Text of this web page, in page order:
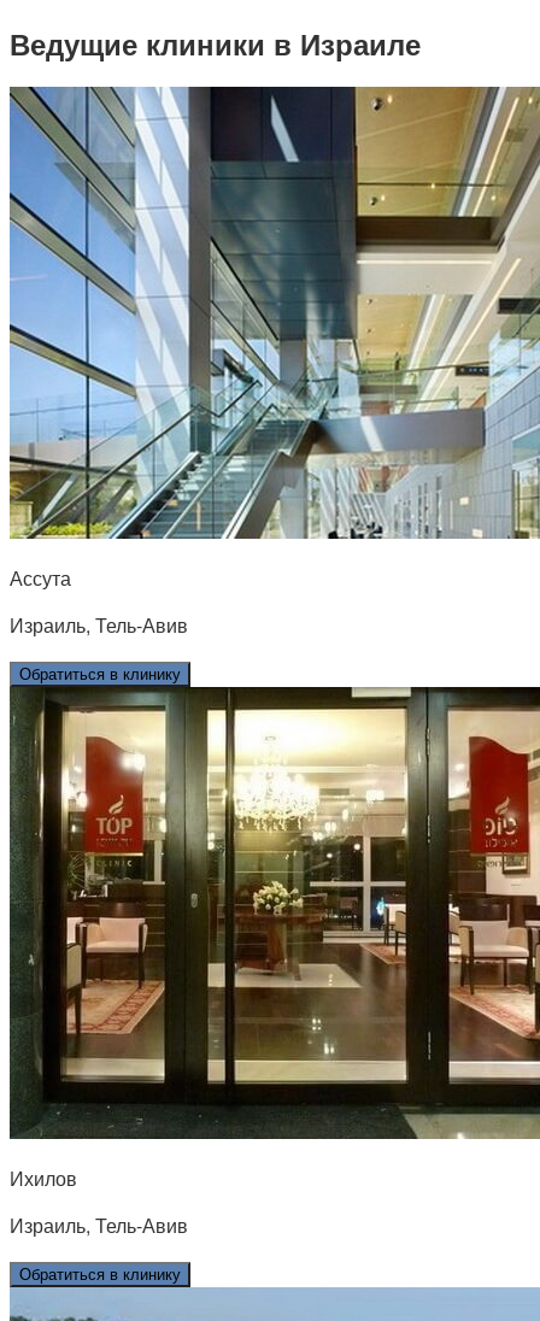
Ведущие клиники в Израиле
Ассута
Израиль, Тель-Авив
Обратиться в клинику
Ихилов
Израиль, Тель-Авив
Обратиться в клинику